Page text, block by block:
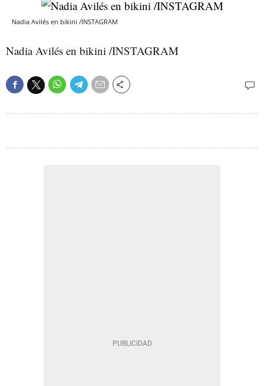
Nadia Avilés en bikini /INSTAGRAM
Nadia Avilés en bikini /INSTAGRAM